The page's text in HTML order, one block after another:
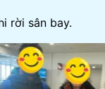
rời sân bay.
gia đình, công
làm nhanh gọn,
ty